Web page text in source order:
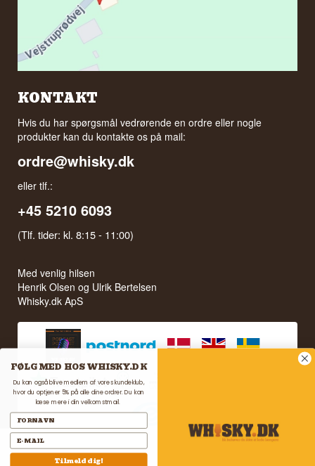
KONTAKT
Hvis du har spørgsmål vedrørende en ordre eller nogle
produkter kan du kontakte os på mail:
ordre@whisky.dk
eller tlf.:
+45 5210 6093
(Tlf. tider: kl. 8:15 - 11:00)
Med venlig hilsen
Henrik Olsen og Ulrik Bertelsen
Whisky.dk ApS
FØLG MED HOS WHISKY.DK
Du kan også blive medlem af vores kundeklub,
hvor du optjener 5% på alle dine ordrer. Du kan
læse mere i din velkomstmail.
Tilmeld dig!